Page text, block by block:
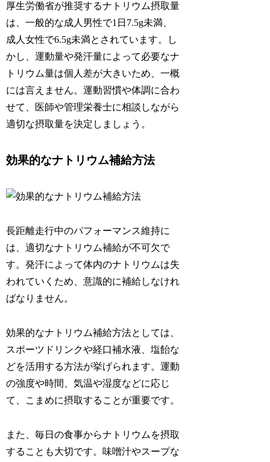
厚生労働省が推奨するナトリウム摂取量
は、一般的な成人男性で1日7.5g未満、
成人女性で6.5g未満とされています。し
かし、運動量や発汗量によって必要なナ
トリウム量は個人差が大きいため、一概
には言えません。運動習慣や体調に合わ
せて、医師や管理栄養士に相談しながら
適切な摂取量を決定 しましょう。
効果的なナトリウム補給方法
長距離走行中のパフォーマンス維持に
は、適切なナトリウム補給が不可欠で
す。発汗によって体内のナトリウムは失
われていくため、意識的に補給しなけれ
ばなりません。
効果的なナトリウム補給方法としては、
スポーツドリンクや経口補水液、塩飴な
どを活用する方法が挙げられます。運動
の強度や時間、気温や湿度などに応じ
て、こまめに摂取することが重要です。
また、毎日の食事からナトリウムを摂取
することも大切です。味噌汁やスープな